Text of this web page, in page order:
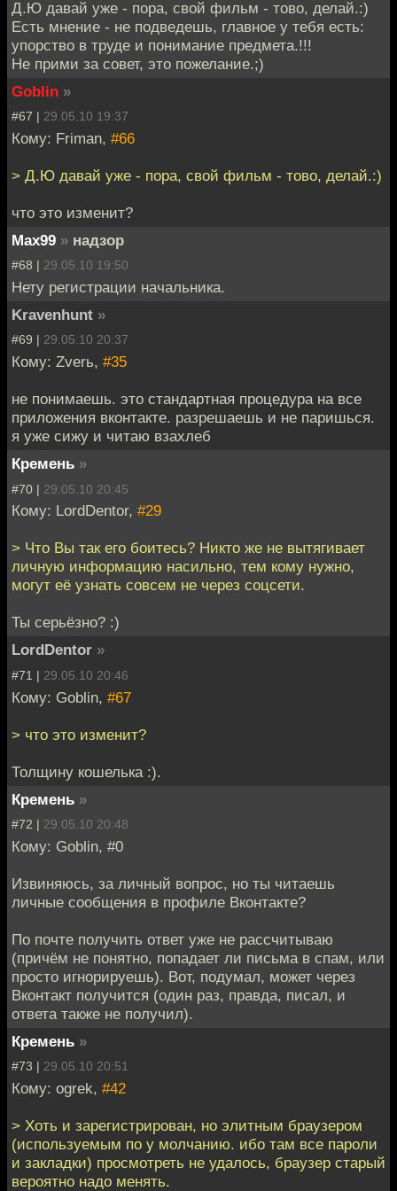
Д.Ю давай уже - пора, свой фильм - тово, делай.:)
Есть мнение - не подведешь, главное у тебя есть:
упорство в труде и понимание предмета.!!!
Не прими за совет, это пожелание.;)
Goblin »
#67 | 29.05.10 19:37
Кому: Friman, #66
> Д.Ю давай уже - пора, свой фильм - тово, делай.:)
что это изменит?
Max99 » надзор
#68 | 29.05.10 19:50
Нету регистрации начальника.
Kravenhunt »
#69 | 29.05.10 20:37
Кому: Zverь, #35
не понимаешь. это стандартная процедура на все
приложения вконтакте. разрешаешь и не паришься.
я уже сижу и читаю взахлеб
Кремень »
#70 | 29.05.10 20:45
Кому: LordDentor, #29
> Что Вы так его боитесь? Никто же не вытягивает
личную информацию насильно, тем кому нужно,
могут её узнать совсем не через соцсети.
Ты серьёзно? :)
LordDentor »
#71 | 29.05.10 20:46
Кому: Goblin, #67
> что это изменит?
Толщину кошелька :).
Кремень »
#72 | 29.05.10 20:48
Кому: Goblin, #0
Извиняюсь, за личный вопрос, но ты читаешь
личные сообщения в профиле Вконтакте?
По почте получить ответ уже не рассчитываю
(причём не понятно, попадает ли письма в спам, или
просто игнорируешь). Вот, подумал, может через
Вконтакт получится (один раз, правда, писал, и
ответа также не получил).
Кремень »
#73 | 29.05.10 20:51
Кому: ogrek, #42
> Хоть и зарегистрирован, но элитным браузером
(используемым по у молчанию. ибо там все пароли
и закладки) просмотреть не удалось, браузер старый
вероятно надо менять.